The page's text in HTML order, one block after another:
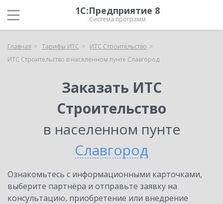
1С:Предприятие 8
Система программ
Главная Тарифы ИТС
ИТС Строительство
ИТС Строительство в населенном пунте Славгород
Заказать ИТС
Строительство
в населенном пунте
Славгород
Ознакомьтесь с информационными карточками,
выберите партнёра и отправьте заявку на
консультацию, приобретение или внедрение